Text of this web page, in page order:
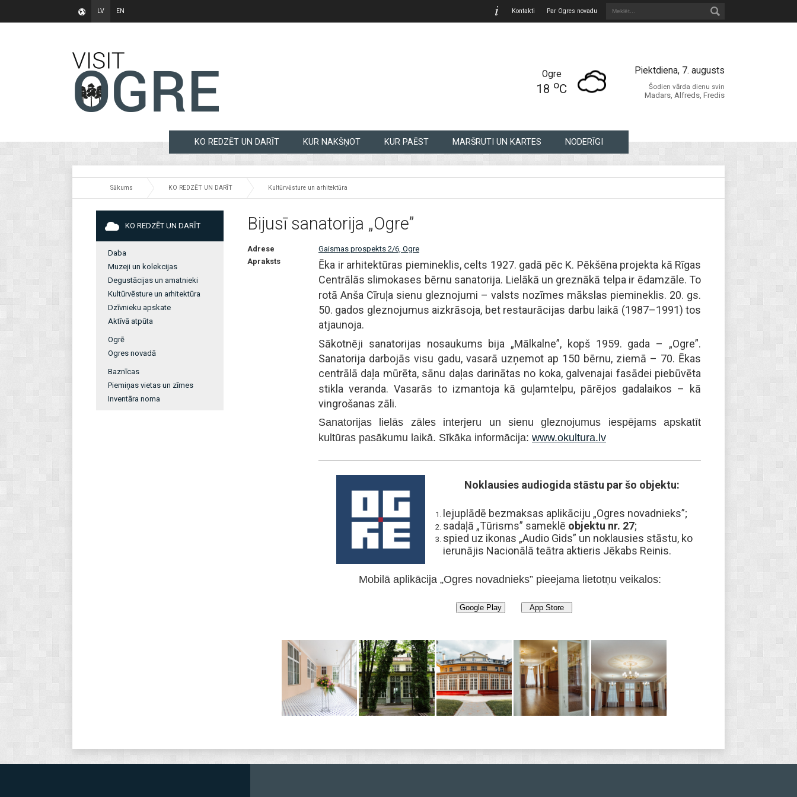
LV EN Kontakti Par Ogres novadu
Ogre
18 oC
Piektdiena, 7. augusts
Šodien vārda dienu svin
Madars, Alfreds, Fredis
KO REDZĒT UN DARĪT KUR NAKŠŅOT KUR PAĒST MARŠRUTI UN KARTES NODERĪGI
Sākums KO REDZĒT UN DARĪT Kultūrvēsture un arhitektūra
KO REDZĒT UN DARĪT
Daba
Muzeji un kolekcijas
Degustācijas un amatnieki
Kultūrvēsture un arhitektūra
Dzīvnieku apskate
Aktīvā atpūta
Ogrē
Ogres novadā
Baznīcas
Piemiņas vietas un zīmes
Inventāra noma
Bijusī sanatorija „Ogre”
Adrese
Gaismas prospekts 2/6, Ogre
Apraksts
Ēka ir arhitektūras piemineklis, celts 1927. gadā pēc K. Pēkšēna projekta kā Rīgas
Centrālās slimokases bērnu sanatorija. Lielākā un greznākā telpa ir ēdamzāle. To
rotā Anša Cīruļa sienu gleznojumi – valsts nozīmes mākslas piemineklis. 20. gs.
50. gados gleznojumus aizkrāsoja, bet restaurācijas darbu laikā (1987–1991) tos
atjaunoja.
Sākotnēji sanatorijas nosaukums bija „Mālkalne”, kopš 1959. gada – „Ogre”.
Sanatorija darbojās visu gadu, vasarā uzņemot ap 150 bērnu, ziemā – 70. Ēkas
centrālā daļa mūrēta, sānu daļas darinātas no koka, galvenajai fasādei piebūvēta
stikla veranda. Vasarās to izmantoja kā guļamtelpu, pārējos gadalaikos – kā
vingrošanas zāli.
Sanatorijas lielās zāles interjeru un sienu gleznojumus iespējams apskatīt
kultūras pasākumu laikā. Sīkāka informācija: www.okultura.lv
Noklausies audiogida stāstu par šo objektu:
lejuplādē bezmaksas aplikāciju „Ogres novadnieks”;
sadaļā „Tūrisms” sameklē objektu nr. 27;
spied uz ikonas „Audio Gids” un noklausies stāstu, ko
ierunājis Nacionālā teātra aktieris Jēkabs Reinis.
Mobilā aplikācija „Ogres novadnieks” pieejama lietotņu veikalos: